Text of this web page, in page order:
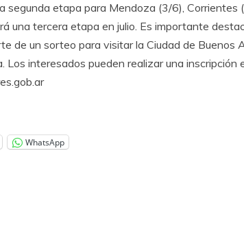
segunda etapa para Mendoza (3/6), Corrientes
una tercera etapa en julio. Es importante
de un sorteo para visitar la Ciudad de Buenos
interesados pueden realizar una inscripción
WhatsApp